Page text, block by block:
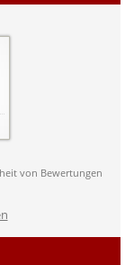
von Bewertungen